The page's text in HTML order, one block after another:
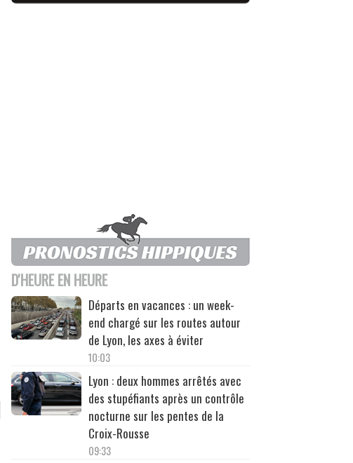
D'HEURE EN HEURE
Départs en vacances : un week-
end chargé sur les routes autour
de Lyon, les axes à éviter
10:03
Lyon : deux hommes arrêtés avec
des stupéfiants après un contrôle
nocturne sur les pentes de la
Croix-Rousse
09:33